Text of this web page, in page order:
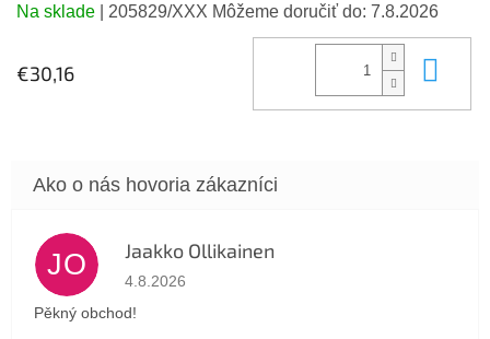
Na sklade
| 205829/XXX Môžeme doručiť do: 7.8.2026
€30,16
JO Jaakko Ollikainen
Hodnotenie obchodu je 5 z 5 hviezdičiek.
4.8.2026
Pěkný obchod!